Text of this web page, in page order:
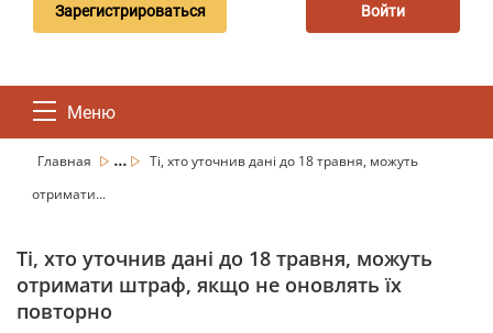
Зарегистрироваться Войти
Меню
Главная ...
Ті, хто уточнив дані до 18 травня, можуть
отримати...
Ті, хто уточнив дані до 18 травня, можуть
отримати штраф, якщо не оновлять їх
повторно